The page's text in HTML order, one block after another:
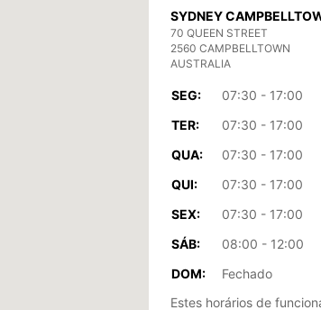
SYDNEY
70 QUEEN STREET
2560 CAMPBELLTOWN
AUSTRALIA
SEG:
07:30 - 17:00
TER:
07:30 - 17:00
QUA:
07:30 - 17:00
QUI:
07:30 - 17:00
SEX:
07:30 - 17:00
SÁB:
08:00 - 12:00
DOM:
Fechado
Estes horários de